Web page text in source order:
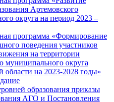
Артемовского
округа на период 2023 –
программа «Формирование
поведения участников
на территории
муниципального округа
области на 2023-2028 годы»
образования приказы
АГО и Постановления